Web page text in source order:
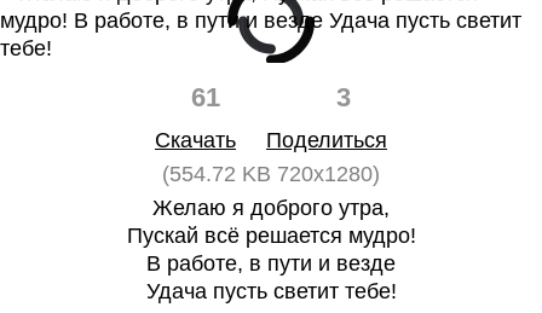
61 3
Скачать
Поделиться
(554.72 KB 720x1280)
Желаю я доброго утра,
Пускай всё решается мудро!
В работе, в пути и везде
Удача пусть светит тебе!